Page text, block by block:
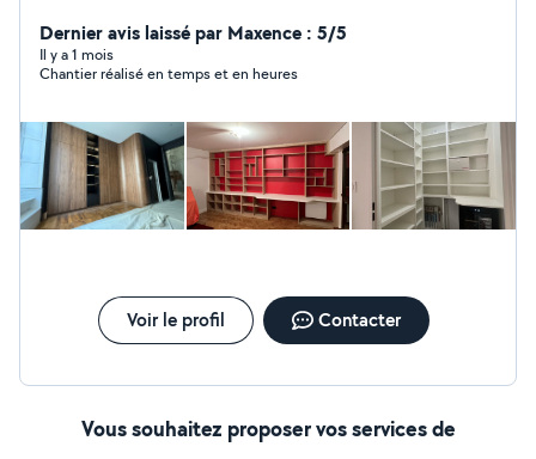
PROFESSIONNEL et passionnée avant tous. Réalisation
de prestations de menuiserie : - Menuiserie int/ext -
Parquet quelconque - Agencement sur mesure - Pose
Dernier avis laissé par Maxence : 5/5
Il y a 1 mois
Chantier réalisé en temps et en heures
Voir le profil Contacter
Vous souhaitez proposer vos services de